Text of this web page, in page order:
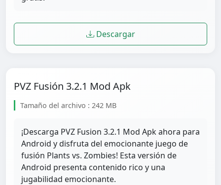
Descargar
PVZ Fusión 3.2.1 Mod Apk
Tamaño del archivo : 242 MB
¡Descarga PVZ Fusion 3.2.1 Mod Apk ahora para
Android y disfruta del emocionante juego de
fusión Plants vs. Zombies! Esta versión de
Android presenta contenido rico y una
jugabilidad emocionante.